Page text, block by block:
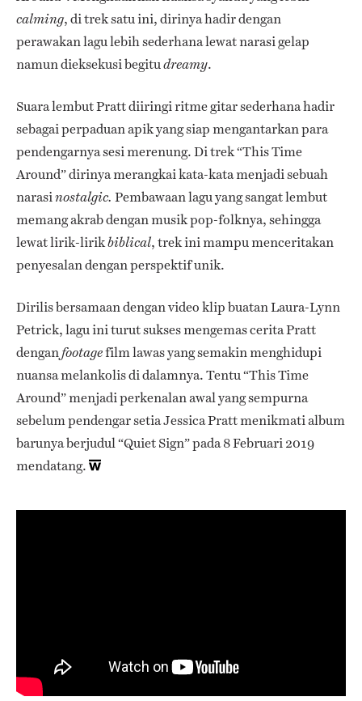
calming, di trek satu ini, dirinya hadir dengan
perawakan lagu lebih sederhana lewat narasi gelap
namun dieksekusi begitudreamy.
Suara lembut Pratt diiringi ritme gitar sederhana hadir
sebagai perpaduan apik yang siap mengantarkan para
pendengarnya sesi merenung. Di trek “This Time
Around” dirinya merangkai kata-kata menjadi sebuah
narasinostalgic. Pembawaan lagu yang sangat lembut
memang akrab dengan musik pop-folknya, sehingga
lewat lirik-lirikbiblical, trek ini mampu menceritakan
penyesalan dengan perspektif unik.
Dirilis bersamaan dengan video klip buatan Laura-Lynn
Petrick, lagu ini turut sukses mengemas cerita Pratt
dengan footagefilm lawas yang semakin menghidupi
nuansa melankolis di dalamnya. Tentu “This Time
Around” menjadi perkenalan awal yang sempurna
sebelum pendengar setia Jessica Pratt menikmati album
barunya berjudul “Quiet Sign” pada 8 Februari 2019
mendatang.